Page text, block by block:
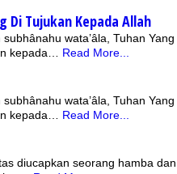
Di Tujukan Kepada Allah
wata’âla, Tuhan Yang
kepada… Read More...
wata’âla, Tuhan Yang
kepada… Read More...
diucapkan seorang hamba dan